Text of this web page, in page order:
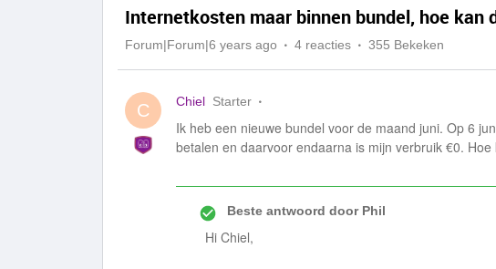
Internetkosten maar binnen bundel, hoe kan
Forum|Forum|6 years ago 4 reacties 355 Bekeken
C Chiel Starter
Ik heb een nieuwe bundel voor de maand juni. Op 6
betalen en daarvoor endaarna is mijn verbruik €0. Hoe
Beste antwoord doorPhil
Hi Chiel,